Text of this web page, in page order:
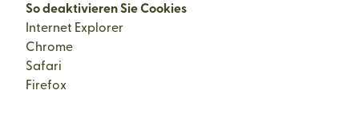
So deaktivieren Sie Cookies
Internet Explorer
Chrome
Safari
Firefox